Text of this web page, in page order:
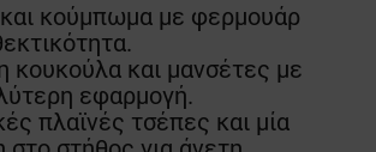
και κούμπωμα με φερμουάρ
κουκούλα και μανσέτες με
εφαρμογή.
πλαϊνές τσέπες και μία